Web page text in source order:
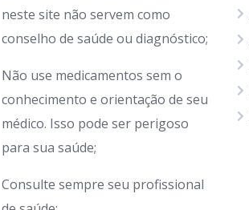
neste site não servem como
conselho de saúde ou diagnóstico;
Não use medicamentos sem o
conhecimento e orientação de seu
médico. Isso pode ser perigoso
para sua saúde;
Consulte sempre seu profissional